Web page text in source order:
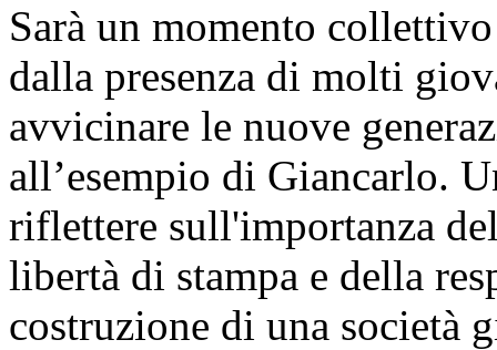
Sarà un momento
dalla presenza di molti
avvicinare le nuove
all’esempio di Giancarlo.
riflettere sull'importanza
libertà di stampa e della
costruzione di una società